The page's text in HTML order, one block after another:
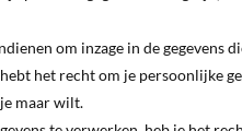
om inzage in de gegevens
het recht om je persoonlijke
maar wilt.